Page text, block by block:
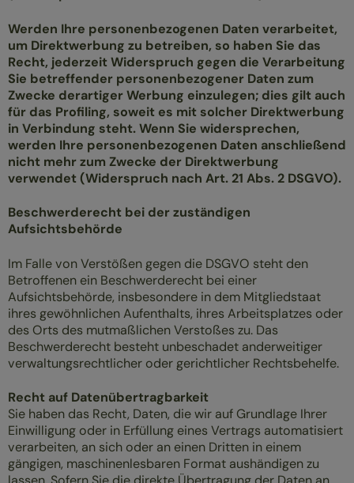
Werden Ihre personenbezogenen Daten verarbeitet,
um Direktwerbung zu betreiben, so haben Sie das
Recht, jederzeit Widerspruch gegen die Verarbeitung
Sie betreffender personenbezogener Daten zum
Zwecke derartiger Werbung einzulegen; dies gilt auch
für das Profiling, soweit es mit solcher Direktwerbung
in Verbindung steht. Wenn Sie widersprechen,
werden Ihre personenbezogenen Daten anschließend
nicht mehr zum Zwecke der Direktwerbung
verwendet (Widerspruch nach Art. 21 Abs. 2 DSGVO).
Beschwerderecht bei der zuständigen
Aufsichtsbehörde
Im Falle von Verstößen gegen die DSGVO steht den
Betroffenen ein Beschwerderecht bei einer
Aufsichtsbehörde, insbesondere in dem Mitgliedstaat
ihres gewöhnlichen Aufenthalts, ihres Arbeitsplatzes oder
des Orts des mutmaßlichen Verstoßes zu. Das
Beschwerderecht besteht unbeschadet anderweitiger
verwaltungsrechtlicher oder gerichtlicher Rechtsbehelfe.
Recht auf Datenübertragbarkeit
Sie haben das Recht, Daten, die wir auf Grundlage Ihrer
Einwilligung oder in Erfüllung eines Vertrags automatisiert
verarbeiten, an sich oder an einen Dritten in einem
gängigen, maschinenlesbaren Format aushändigen zu